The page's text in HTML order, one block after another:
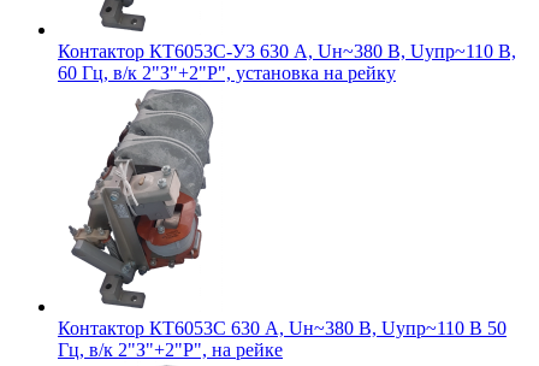
Контактор КТ6053С-У3 630 А, Uн~380 В, Uупр~110 В,
60 Гц, в/к 2"З"+2"Р", установка на рейку
Контактор КТ6053С 630 А, Uн~380 В, Uупр~110 В 50
Гц, в/к 2"З"+2"Р", на рейке